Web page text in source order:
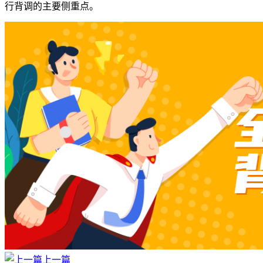
行背调的主要侧重点。
上一篇